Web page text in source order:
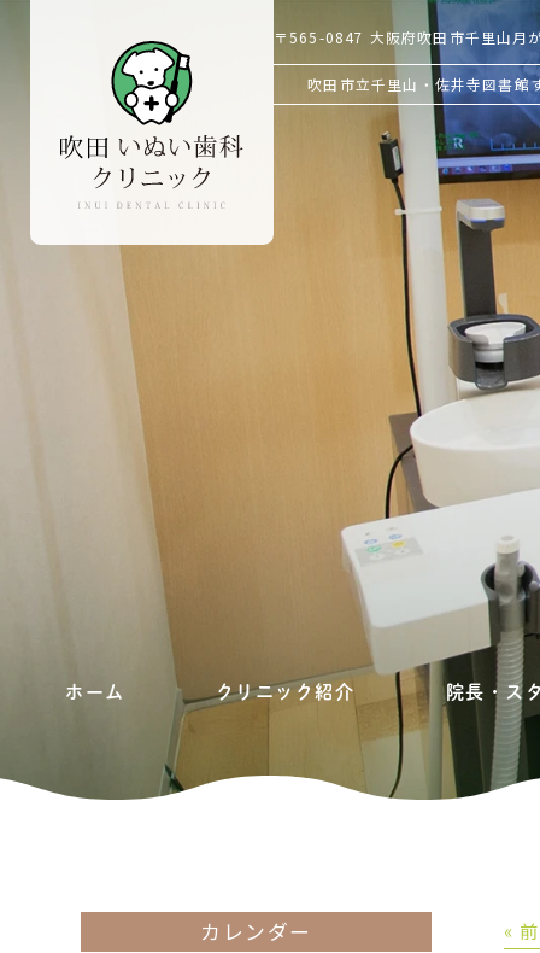
〒565-0847 大阪府吹田市千里山月
吹田市立千里山・佐井寺図書館
ホーム クリニック紹介 院長・ス
«
カレンダー